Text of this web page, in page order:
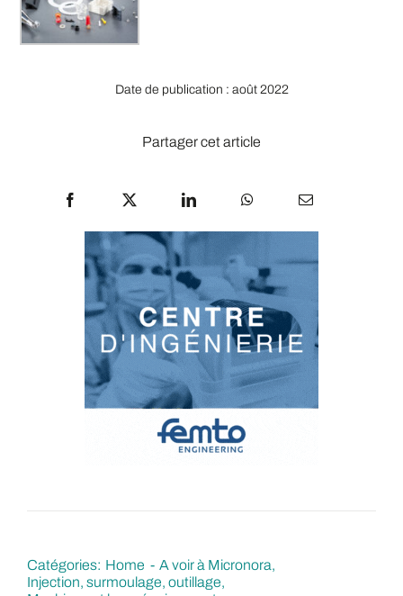
Date de publication : août 2022
Partager cet article
Catégories: Home
A voir à Micronora
Injection, surmoulage, outillage